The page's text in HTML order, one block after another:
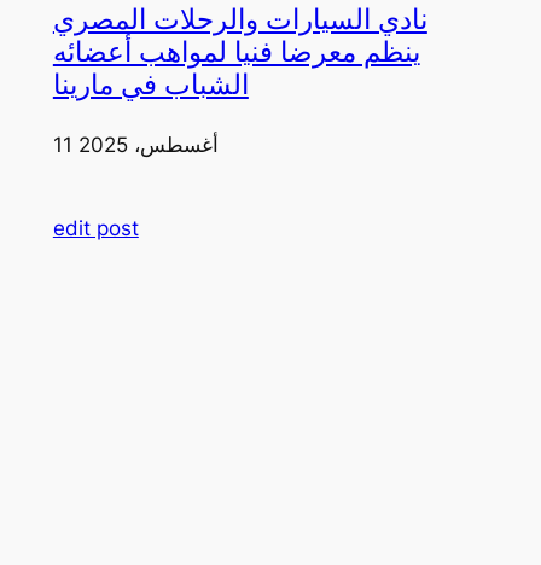
نادي السيارات والرحلات المصري
ينظم معرضا فنيا لمواهب أعضائه
الشباب في مارينا
11 أغسطس، 2025
edit post